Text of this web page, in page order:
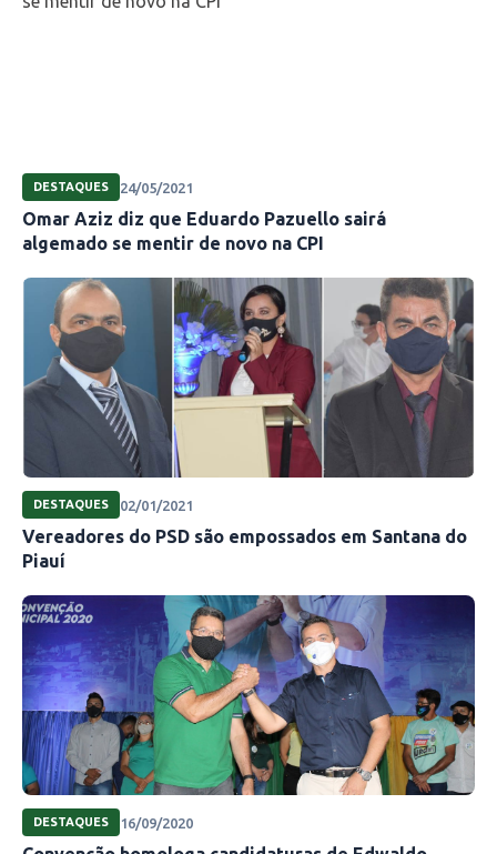
DESTAQUES 24/05/2021
Omar Aziz diz que Eduardo Pazuello sairá
algemado se mentir de novo na CPI
DESTAQUES 02/01/2021
Vereadores do PSD são empossados em Santana do
Piauí
DESTAQUES 16/09/2020